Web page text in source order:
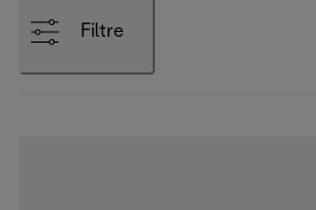
Filtre